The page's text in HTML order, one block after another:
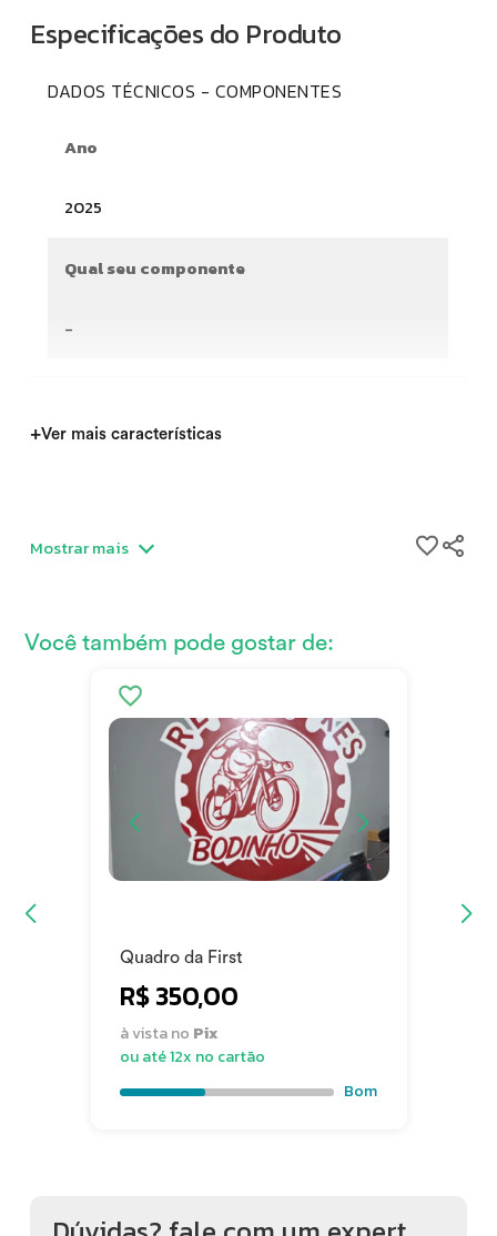
Especificações do Produto
DADOS TÉCNICOS - COMPONENTES
Ano
2025
Qual seu componente
-
+Ver mais características
SOMENTE VENDA Não Insistir
Guidão 400x90mm
Mostrar mais
Você também pode gostar de:
Quadro da First
R$ 350,00
à vista no Pix
ou até 12x no cartão
Bom